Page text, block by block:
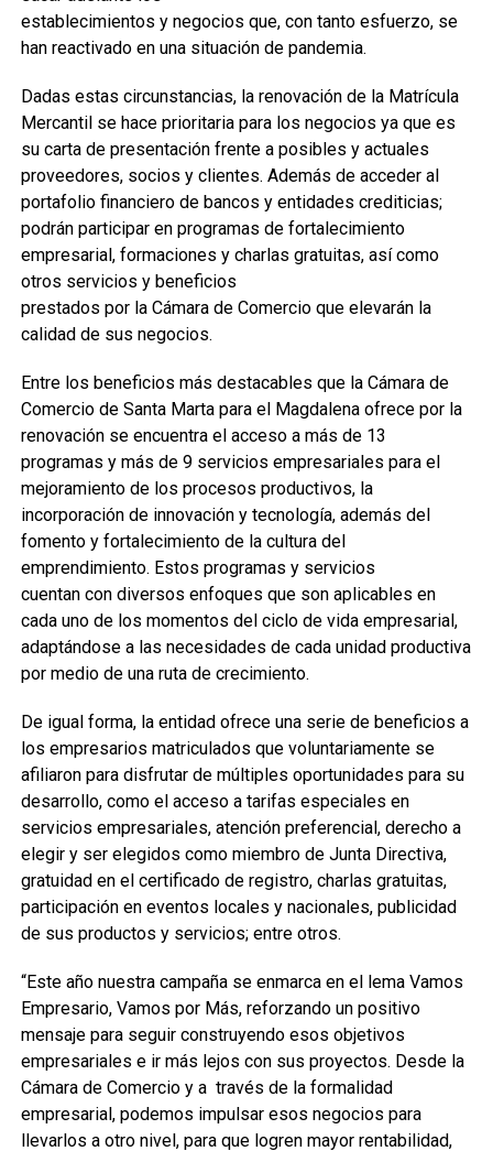
establecimientos y negocios que, con tanto esfuerzo, se
han reactivado en una situación de pandemia.
Dadas estas circunstancias, la renovación de la Matrícula
Mercantil se hace prioritaria para los negocios ya que es
su carta de presentación frente a posibles y actuales
proveedores, socios y clientes. Además de acceder al
portafolio financiero de bancos y entidades crediticias;
podrán participar en programas de fortalecimiento
empresarial, formaciones y charlas gratuitas, así como
otros servicios y beneficios
prestados por la Cámara de Comercio que elevarán la
calidad de sus negocios.
Entre los beneficios más destacables que la Cámara de
Comercio de Santa Marta para el Magdalena ofrece por la
renovación se encuentra el acceso a más de 13
programas y más de 9 servicios empresariales para el
mejoramiento de los procesos productivos, la
incorporación de innovación y tecnología, además del
fomento y fortalecimiento de la cultura del
emprendimiento. Estos programas y servicios
cuentan con diversos enfoques que son aplicables en
cada uno de los momentos del ciclo de vida empresarial,
adaptándose a las necesidades de cada unidad productiva
por medio de una ruta de crecimiento.
De igual forma, la entidad ofrece una serie de beneficios a
los empresarios matriculados que voluntariamente se
afiliaron para disfrutar de múltiples oportunidades para su
desarrollo, como el acceso a tarifas especiales en
servicios empresariales, atención preferencial, derecho a
elegir y ser elegidos como miembro de Junta Directiva,
gratuidad en el certificado de registro, charlas gratuitas,
participación en eventos locales y nacionales, publicidad
de sus productos y servicios; entre otros.
“Este año nuestra campaña se enmarca en el lema Vamos
Empresario, Vamos por Más, reforzando un positivo
mensaje para seguir construyendo esos objetivos
empresariales e ir más lejos con sus proyectos. Desde la
Cámara de Comercio y a través de la formalidad
empresarial, podemos impulsar esos negocios para
llevarlos a otro nivel, para que logren mayor rentabilidad,